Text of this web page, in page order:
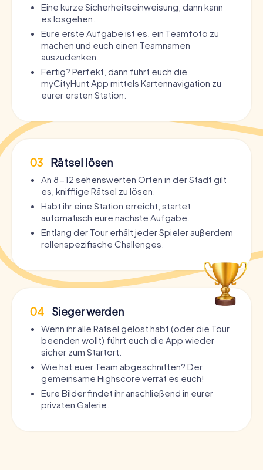
Eine kurze Sicherheitseinweisung, dann kann
es losgehen.
Eure erste Aufgabe ist es, ein Teamfoto zu
machen und euch einen Teamnamen
auszudenken.
Fertig? Perfekt, dann führt euch die
myCityHunt App mittels Kartennavigation zu
eurer ersten Station.
03 Rätsel lösen
An 8-12 sehenswerten Orten in der Stadt gilt
es, knifflige Rätsel zu lösen.
Habt ihr eine Station erreicht, startet
automatisch eure nächste Aufgabe.
Entlang der Tour erhält jeder Spieler außerdem
rollenspezifische Challenges.
04 Sieger werden
Wenn ihr alle Rätsel gelöst habt (oder die Tour
beenden wollt) führt euch die App wieder
sicher zum Startort.
Wie hat euer Team abgeschnitten? Der
gemeinsame Highscore verrät es euch!
Eure Bilder findet ihr anschließend in eurer
privaten Galerie.